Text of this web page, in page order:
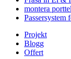
montera
Projekt
Blogg
Offert